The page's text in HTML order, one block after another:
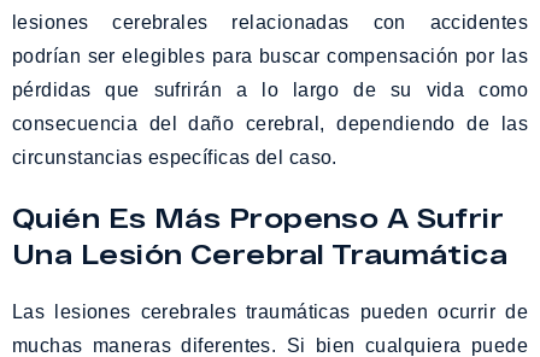
lesiones cerebrales relacionadas con accidentes
podrían ser elegibles para buscar compensación por las
pérdidas que sufrirán a lo largo de su vida como
consecuencia del daño cerebral, dependiendo de las
circunstancias específicas del caso.
Quién Es Más Propenso A Sufrir
Una Lesión Cerebral Traumática
Las lesiones cerebrales traumáticas pueden ocurrir de
muchas maneras diferentes. Si bien cualquiera puede